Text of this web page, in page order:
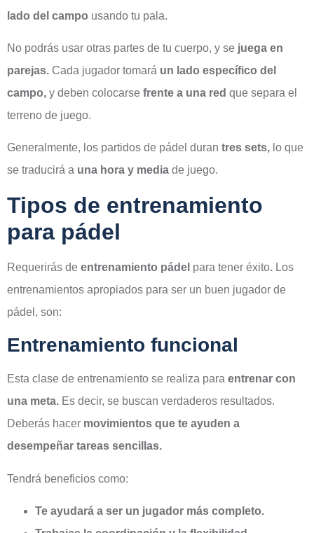
lado del campo usando tu pala.
No podrás usar otras partes de tu cuerpo, y se juega en
parejas. Cada jugador tomará un lado específico del
campo, y deben colocarse frente a una red que separa el
terreno de juego.
Generalmente, los partidos de pádel duran tres sets, lo que
se traducirá a una hora y media de juego.
Tipos de entrenamiento
para pádel
Requerirás de entrenamiento pádel para tener éxito. Los
entrenamientos apropiados para ser un buen jugador de
pádel, son:
Entrenamiento funcional
Esta clase de entrenamiento se realiza para entrenar con
una meta. Es decir, se buscan verdaderos resultados.
Deberás hacer movimientos que te ayuden a
desempeñar tareas sencillas.
Tendrá beneficios como:
Te ayudará a ser un jugador más completo.